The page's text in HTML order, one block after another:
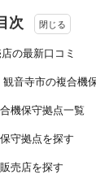
次
の最新口コミ
観音寺市の複合機
機保守拠点一覧
守拠点を探す
売店を探す